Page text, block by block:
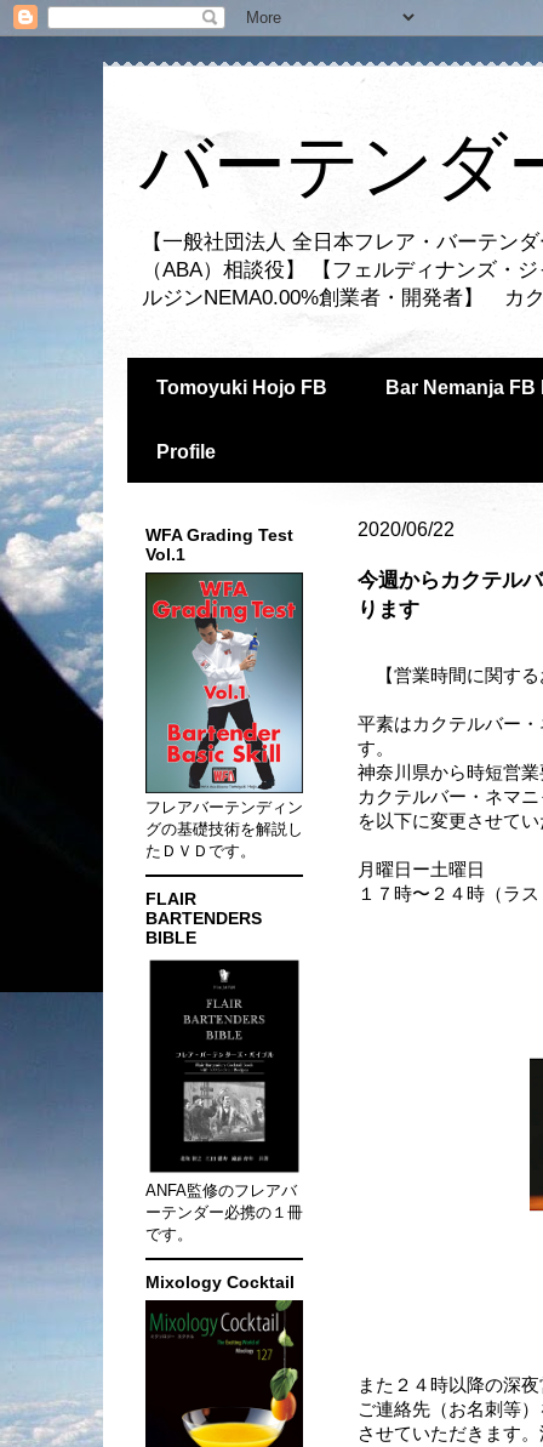
バーテンダ
【一般社団法人 全日本フレア・バーテン
（ABA）相談役】 【フェルディナンズ・
ルジンNEMA0.00%創業者・開発者】 カ
Tomoyuki Hojo FB Bar Nemanja FB
Profile
2020/06/22
今週からカクテル
ります
【営業時間に関する
平素はカクテルバー
す。
神奈川県から時短営
カクテルバー・ネマ
を以下に変更させて
月曜日ー土曜日
１７時〜２４時（ラ
また２４時以降の深
ご連絡先（お名刺等
させていただきます
WFA Grading Test
Vol.1
フレアバーテンディン
グの基礎技術を解説し
たＤＶＤです。
FLAIR
BARTENDERS
BIBLE
ANFA監修のフレアバ
ーテンダー必携の１冊
です。
Mixology Cocktail